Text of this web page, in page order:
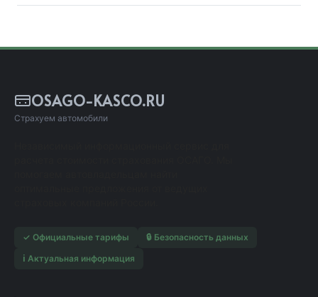
OSAGO-KASCO.RU
Страхуем автомобили
✓ Официальные тарифы
🔒 Безопасность данных
ℹ️ Актуальная информация